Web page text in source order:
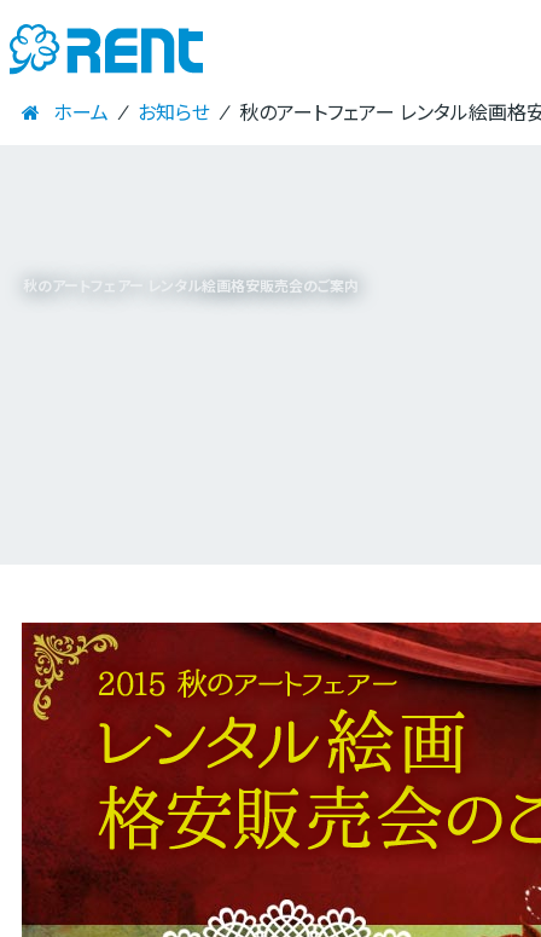
ホーム ⁄ お知らせ ⁄ 秋のアートフェアー レンタル絵画
秋のアートフェアー レンタル絵画格安販売会のご案内